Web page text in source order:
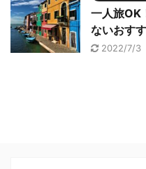
一人旅OK
ないおす
2022/7/3